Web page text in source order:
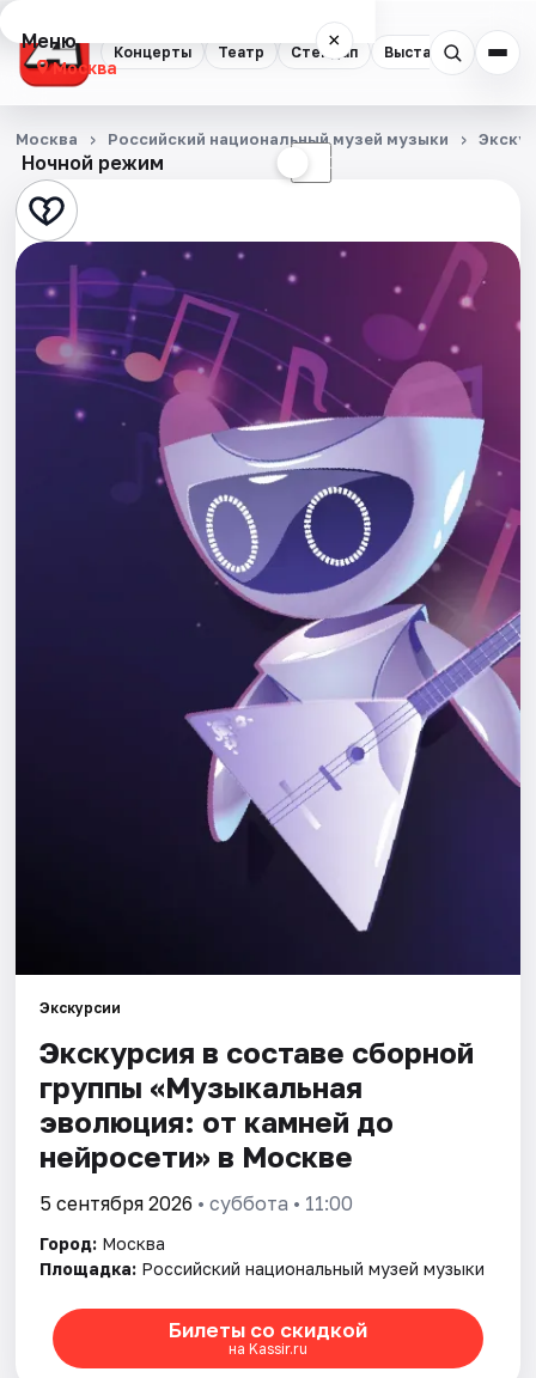
Концерты Театр Стендап Выставки
Меню ×
Москва
Концерты
Театр
Стендап
Выставки
Квесты
Экскурсии
Ночной режим ☾
Москва Российский национальный музей музыки
Экскурсии
Экскурсия в составе сборной
группы «Музыкальная
эволюция: от камней до
нейросeти» в Москве
5 сентября 2026 • суббота • 11:00
Город: Москва
Площадка: Российский национальный музей музыки
Билеты со скидкой
на Kassir.ru